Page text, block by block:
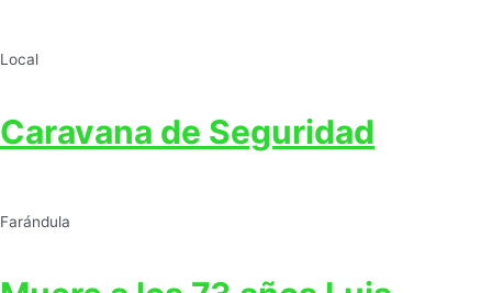
Local
Caravana de Seguridad
Farándula